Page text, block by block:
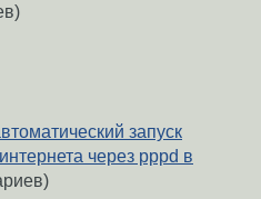
запуск
через pppd в